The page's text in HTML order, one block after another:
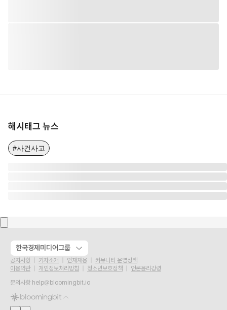
해시태그 뉴스
#사건사고
한국경제미디어그룹
공지사항 기자소개 인재채용
커뮤니티 운영정책
이용약관
개인정보처리방침 청소년보호정책
언론윤리강령
문의사항 help@bloomingbit.io